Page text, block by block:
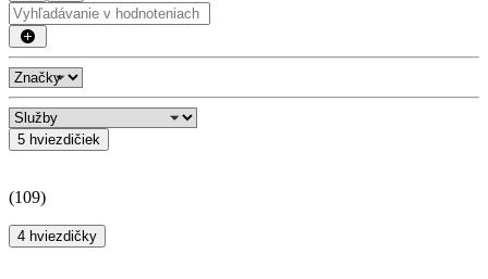
5 hviezdičiek
(109)
4 hviezdičky